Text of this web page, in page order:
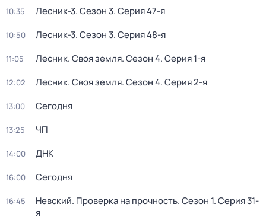
10:35 Лесник-3. Сезон 3. Серия 47-я
10:50 Лесник-3. Сезон 3. Серия 48-я
11:05 Лесник. Своя земля. Сезон 4. Серия 1-я
12:02 Лесник. Своя земля. Сезон 4. Серия 2-я
13:00 Сегодня
13:25 ЧП
14:00 ДНК
16:00 Сегодня
16:45 Невский. Проверка на прочность. Сезон 1. Серия 31-
я